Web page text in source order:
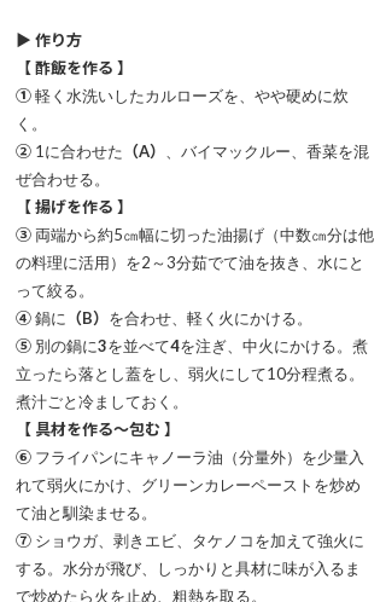
▶ 作り方
【 酢飯を作る 】
①軽く水洗いしたカルローズを、やや硬めに炊
く。
② 1に合わせた （A）
、バイマックルー、香菜を混
ぜ合わせる。
【 揚げを作る 】
③ 両端から約5㎝幅に切った油揚げ（中数㎝分は他
の料理に活用）を2～3分茹でて油を抜き、水にと
って絞る。
④鍋に （B） を合わせ、軽く火にかける。
⑤ 別の鍋に3を並べて4を注ぎ、中火にかける。煮
立ったら落とし蓋をし、弱火にして10分程煮る。
煮汁ごと冷ましておく。
【 具材を作る～包む 】
⑥ フライパンにキャノーラ油（分量外）を少量入
れて弱火にかけ、グリーンカレーペーストを炒め
て油と馴染ませる。
⑦ ショウガ、剥きエビ、タケノコを加えて強火に
する。水分が飛び、しっかりと具材に味が入るま
で炒めたら火を止め、粗熱を取る。